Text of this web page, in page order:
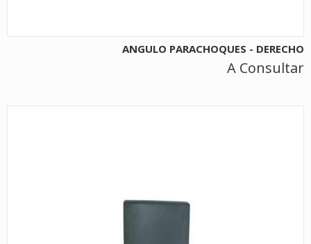
ANGULO PARACHOQUES - DERECHO
A Consultar